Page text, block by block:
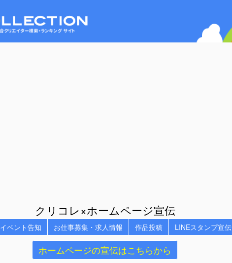
クリコレ×ホームページ宣伝
イベント告知 お仕事募集・求人情報 作品投稿 LINEスタンプ宣伝
ホームページの宣伝はこちらから